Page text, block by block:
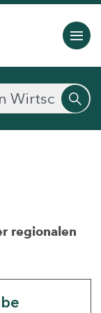
regionalen